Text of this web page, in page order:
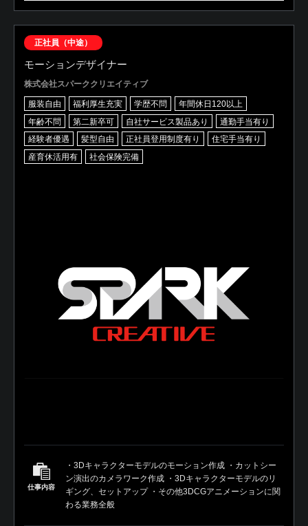
正社員（中途）
モーションデザイナー
株式会社スパーククリエイティブ
服装自由 福利厚生充実 学歴不問
年間休日120以上
年齢不問
第二新卒可 自社サービス製品あり
通勤手当有り
経験者優遇
髪型自由 正社員登用制度有り
住宅手当有り
産育休活用有
社会保険完備
仕事内容
・3Dキャラクターモデルのモーション作成 ・カットシー
ン演出のカメラワーク作成 ・3Dキャラクターモデルのリ
ギング、セットアップ ・その他3DCGアニメーションに関
わる業務全般